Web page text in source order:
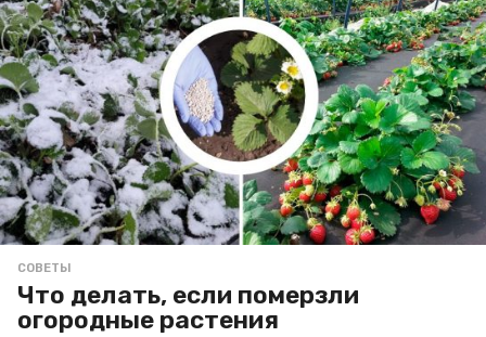
СОВЕТЫ
Что делать, если померзли
огородные растения